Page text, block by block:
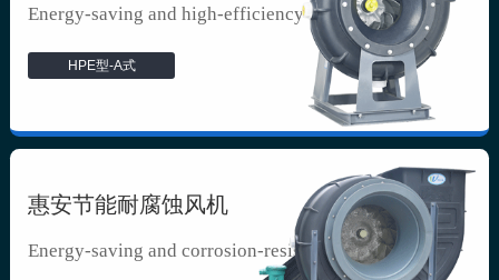
Energy-saving and high-efficiency f...
HPE型-A式
惠安节能耐腐蚀风机
Energy-saving and corrosion-resista...